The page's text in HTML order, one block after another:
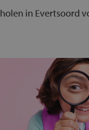
in Evertsoord